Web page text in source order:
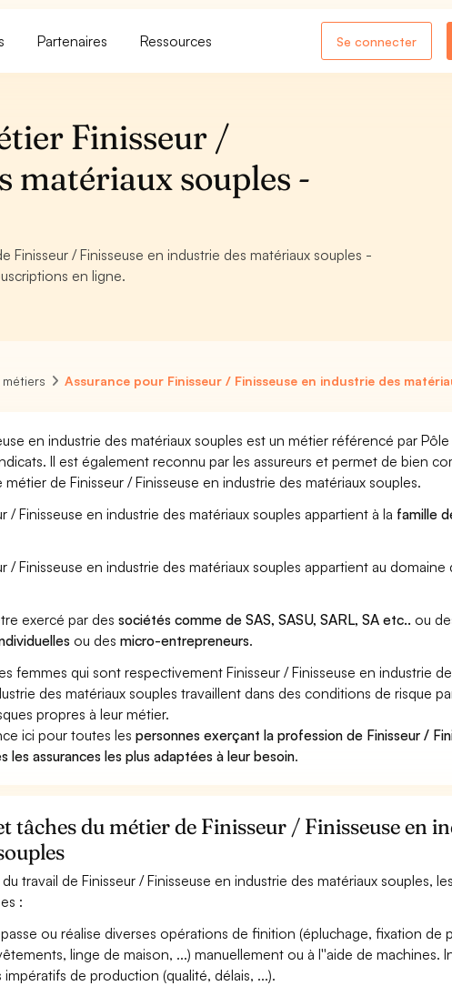
Partenaires Ressources Se connecter
Finisseur /
matériaux souples -
/ Finisseuse en industrie des matériaux souples -
en ligne.
Assurance pour Finisseur / Finisseuse en industrie des
en industrie des matériaux souples est un métier référencé par
Il est également reconnu par les assureurs et permet de bien
de Finisseur / Finisseuse en industrie des matériaux souples.
/ Finisseuse en industrie des matériaux souples appartient à la famille
/ Finisseuse en industrie des matériaux souples appartient au
exercé par dessociétés comme de SAS, SASU, SARL, SA etc.. ou
ou desmicro-entrepreneurs.
femmes qui sont respectivement Finisseur / Finisseuse en industrie
des matériaux souples travaillent dans des conditions de risque
propres à leur métier.
ici pour toutes lespersonnes exerçant la profession de Finisseur /
les assurances les plus adaptées à leur besoin.
tâches du métier de Finisseur / Finisseuse en
travail de Finisseur / Finisseuse en industrie des matériaux souples,
:
ou réalise diverses opérations de finition (épluchage, fixation de
linge de maison, ...) manuellement ou à l''aide de machines.
de production (qualité, délais, ...).